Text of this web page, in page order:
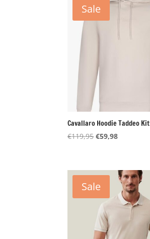
Sale
Cavallaro Hoodie Taddeo Kit
€119,95Oorspronkelijke
€119,95.
€59,98Huidige
€59,98.
Sale